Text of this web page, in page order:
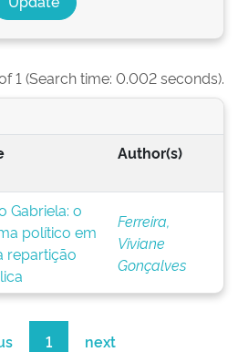
1 (Search time: 0.002 seconds).
Author(s)
Gabriela: o
político em
repartição
Ferreira,
Viviane
Gonçalves
1 next